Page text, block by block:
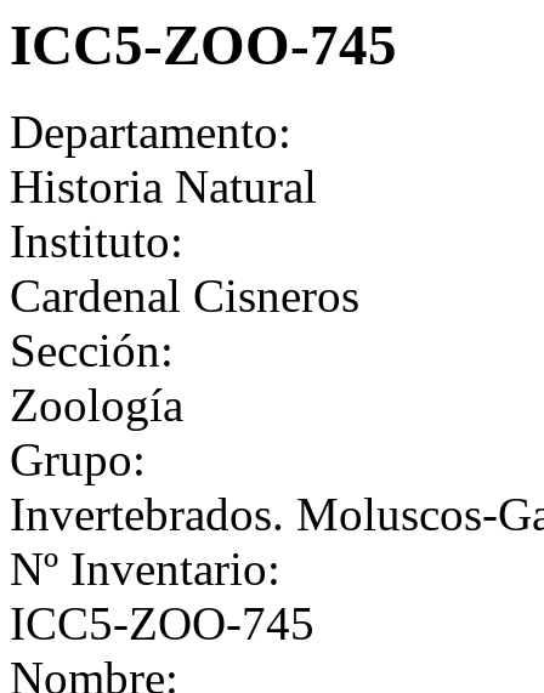
ICC5-ZOO-745
Departamento:
Historia Natural
Instituto:
Cardenal Cisneros
Sección:
Zoología
Grupo:
Invertebrados. Moluscos-
Nº Inventario:
ICC5-ZOO-745
Nombre: